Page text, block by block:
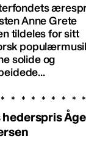
Anne Grete
tildeles for sitt
solide og
Åge